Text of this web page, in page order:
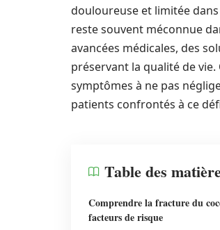
douloureuse et limitée
reste souvent méconnue
avancées médicales, des
préservant la qualité de
symptômes à ne pas
patients confrontés à ce
Table des
Comprendre la fracture du
facteurs de risque